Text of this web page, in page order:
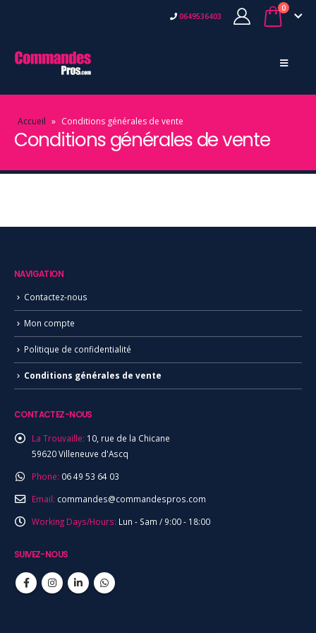
0649536403
0
Accueil » Conditions générales de vente
Conditions générales de vente
NAVIGATION
Contactez-nous
Mon compte
Politique de confidentialité
Conditions générales de vente
CONTACTEZ-NOUS
La Trouvaille: 10, rue de la Chicane
59620 Villeneuve d'Ascq
Phone: 06 49 53 64 03
Email: commandes@commandespros.com
Working Days/Hours: Lun - Sam / 9:00 - 18:00
SUIVEZ-NOUS